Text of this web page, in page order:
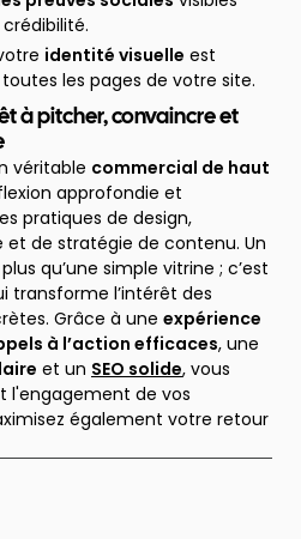
identité visuelle est
les pages de votre site.
à pitcher, convaincre et
véritable commercial de haut
approfondie et
pratiques de design,
de stratégie de contenu. Un
qu’une simple vitrine ; c’est
transforme l’intérêt des
Grâce à une expérience
à l’action efficaces, une
et un SEO solide, vous
l'engagement de vos
également votre retour